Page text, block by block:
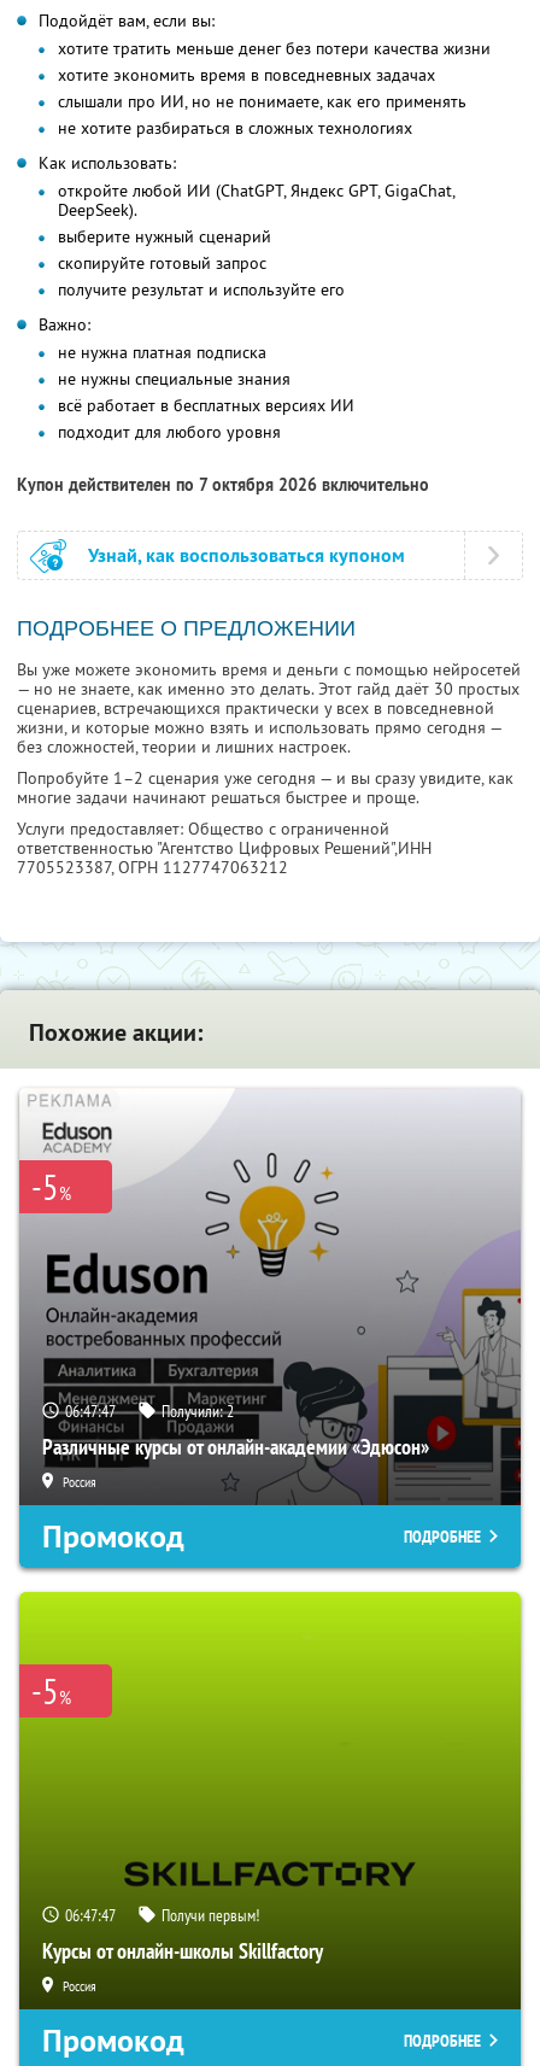
Подойдёт вам, если вы:
хотите тратить меньше денег без потери качества жизни
хотите экономить время в повседневных задачах
слышали про ИИ, но не понимаете, как его применять
не хотите разбираться в сложных технологиях
Как использовать:
откройте любой ИИ (ChatGPT, Яндекс GPT, GigaChat,
DeepSeek).
выберите нужный сценарий
скопируйте готовый запрос
получите результат и используйте его
Важно:
не нужна платная подписка
не нужны специальные знания
всё работает в бесплатных версиях ИИ
подходит для любого уровня
Купон действителен по 7 октября 2026 включительно
Узнай, как воспользоваться купоном
ПОДРОБНЕЕ О ПРЕДЛОЖЕНИИ
Вы уже можете экономить время и деньги с помощью нейросетей
— но не знаете, как именно это делать. Этот гайд даёт 30 простых
сценариев, встречающихся практически у всех в повседневной
жизни, и которые можно взять и использовать прямо сегодня —
без сложностей, теории и лишних настроек.
Попробуйте 1–2 сценария уже сегодня — и вы сразу увидите, как
многие задачи начинают решаться быстрее и проще.
Услуги предоставляет: Общество с ограниченной
ответственностью "Агентство Цифровых Решений",ИНН
7705523387, ОГРН 1127747063212
Похожие акции:
-5%
06:47:46 Получили:2
Различные курсы от онлайн-академии «Эдюсон»
Россия
Промокод ПОДРОБНЕЕ
-5%
06:47:46 Получи первым!
Курсы от онлайн-школы Skillfactory
Россия
Промокод ПОДРОБНЕЕ